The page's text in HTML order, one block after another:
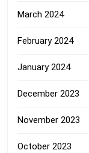
March 2024
February 2024
January 2024
December 2023
November 2023
October 2023